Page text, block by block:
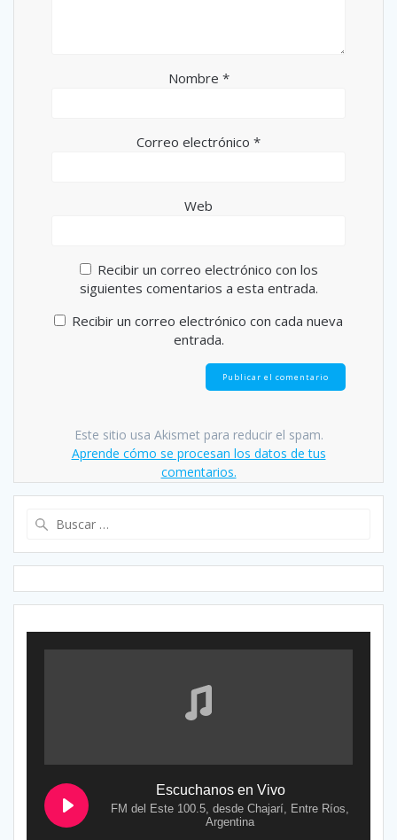
Nombre *
Correo electrónico *
Web
Recibir un correo electrónico con los
siguientes comentarios a esta entrada.
Recibir un correo electrónico con cada nueva
entrada.
Este sitio usa Akismet para reducir el spam.
Aprende cómo se procesan los datos de tus
comentarios.
Escuchanos en Vivo
FM del Este 100.5, desde Chajarí, Entre Ríos,
Argentina